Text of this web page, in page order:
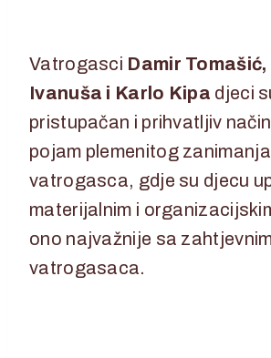
Vatrogasci Damir
Ivanuša i Karlo Kipa djeci
pristupačan i prihvatljiv
pojam plemenitog zanimanja
vatrogasca, gdje su djecu
materijalnim i
ono najvažnije sa
vatrogasaca.